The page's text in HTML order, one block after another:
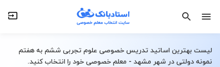
لیست بهترین اساتید تدریس خصوصی علوم تجربی ششم به هفتم
نمونه دولتی در شهر مشهد - معلم خصوصی خود را انتخاب کنید.